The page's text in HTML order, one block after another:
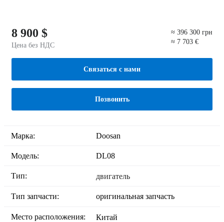
8 900 $
Цена без НДС
≈ 396 300 грн
≈ 7 703 €
Связаться с нами
Позвонить
Марка: Doosan
Модель: DL08
Тип: двигатель
Тип запчасти: оригинальная запчасть
Место расположения:
Китай